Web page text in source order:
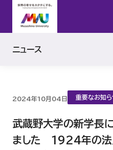
2024年10月04日 重要なお知ら
武蔵野大学の新学長
ました 1924年の法
ニュース
2016年
2015年